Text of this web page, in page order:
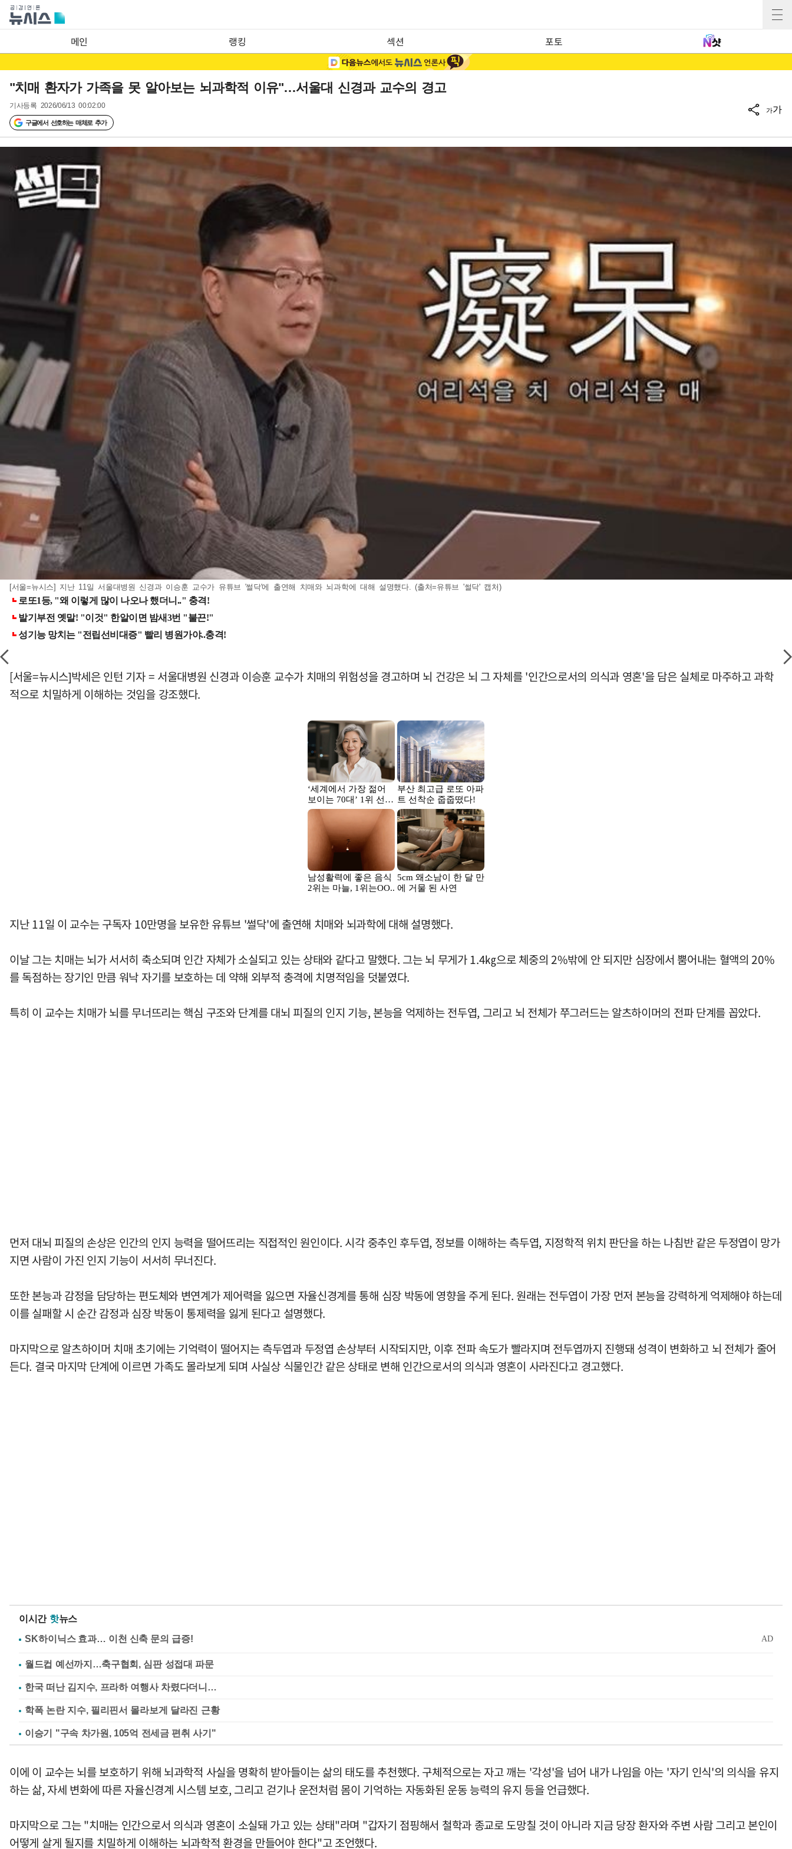
메인 랭킹 섹션 포토
"치매 환자가 가족을 못 알아보는 뇌과학적 이유"…서울대 신경과 교수의 경고
기사등록 2026/06/13 00:02:00
구글에서 선호하는 매체로 추가
가가
[서울=뉴시스] 지난 11일 서울대병원 신경과 이승훈 교수가 유튜브 '썰닥'에 출연해 치매와 뇌과학에 대해 설명했다. (출처=유튜브 '썰닥' 캡처)
[서울=뉴시스]박세은 인턴 기자 = 서울대병원 신경과 이승훈 교수가 치매의 위험성을 경고하며 뇌 건강은 뇌 그 자체를 '인간으로서의 의식과 영혼'을 담은 실체로 마주하고 과학
적으로 치밀하게 이해하는 것임을 강조했다.
지난 11일 이 교수는 구독자 10만명을 보유한 유튜브 '썰닥'에 출연해 치매와 뇌과학에 대해 설명했다.
이날 그는 치매는 뇌가 서서히 축소되며 인간 자체가 소실되고 있는 상태와 같다고 말했다. 그는 뇌 무게가 1.4㎏으로 체중의 2%밖에 안 되지만 심장에서 뿜어내는 혈액의 20%
를 독점하는 장기인 만큼 워낙 자기를 보호하는 데 약해 외부적 충격에 치명적임을 덧붙였다.
특히 이 교수는 치매가 뇌를 무너뜨리는 핵심 구조와 단계를 대뇌 피질의 인지 기능, 본능을 억제하는 전두엽, 그리고 뇌 전체가 쭈그러드는 알츠하이머의 전파 단계를 꼽았다.
먼저 대뇌 피질의 손상은 인간의 인지 능력을 떨어뜨리는 직접적인 원인이다. 시각 중추인 후두엽, 정보를 이해하는 측두엽, 지정학적 위치 판단을 하는 나침반 같은 두정엽이 망가
지면 사람이 가진 인지 기능이 서서히 무너진다.
또한 본능과 감정을 담당하는 편도체와 변연계가 제어력을 잃으면 자율신경계를 통해 심장 박동에 영향을 주게 된다. 원래는 전두엽이 가장 먼저 본능을 강력하게 억제해야 하는데
이를 실패할 시 순간 감정과 심장 박동이 통제력을 잃게 된다고 설명했다.
마지막으로 알츠하이머 치매 초기에는 기억력이 떨어지는 측두엽과 두정엽 손상부터 시작되지만, 이후 전파 속도가 빨라지며 전두엽까지 진행돼 성격이 변화하고 뇌 전체가 줄어
든다. 결국 마지막 단계에 이르면 가족도 몰라보게 되며 사실상 식물인간 같은 상태로 변해 인간으로서의 의식과 영혼이 사라진다고 경고했다.
이시간 핫뉴스
월드컵 예선까지…축구협회, 심판 성접대 파문
한국 떠난 김지수, 프라하 여행사 차렸다더니…
학폭 논란 지수, 필리핀서 몰라보게 달라진 근황
이승기 "구속 차가원, 105억 전세금 편취 사기"
이에 이 교수는 뇌를 보호하기 위해 뇌과학적 사실을 명확히 받아들이는 삶의 태도를 추천했다. 구체적으로는 자고 깨는 '각성'을 넘어 내가 나임을 아는 '자기 인식'의 의식을 유지
하는 삶, 자세 변화에 따른 자율신경계 시스템 보호, 그리고 걷기나 운전처럼 몸이 기억하는 자동화된 운동 능력의 유지 등을 언급했다.
마지막으로 그는 "치매는 인간으로서 의식과 영혼이 소실돼 가고 있는 상태"라며 "갑자기 점핑해서 철학과 종교로 도망칠 것이 아니라 지금 당장 환자와 주변 사람 그리고 본인이
어떻게 살게 될지를 치밀하게 이해하는 뇌과학적 환경을 만들어야 한다"고 조언했다.